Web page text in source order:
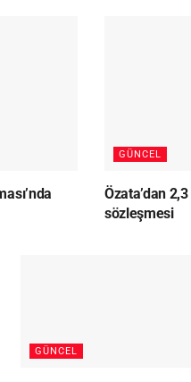
GÜNCEL
Özata’dan
sözleşmesi
GÜNCEL